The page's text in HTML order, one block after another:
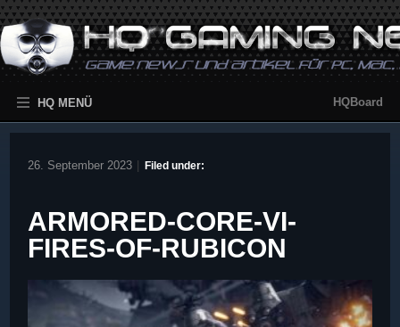
HQ MENÜ HQBoard
26. September 2023 Filed under:
ARMORED-CORE-VI-
FIRES-OF-RUBICON